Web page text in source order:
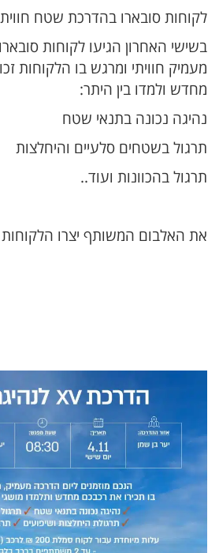
לקוחות סובארו בהדרכת שטח
מעמיק חוויתי ומרגש בו הלקוחות
מחדש ולמדו בין היתר:
נהיגה נכונה בתנאי שטח
תרגול בשטחים סלעיים והיחלצות
תרגול בהכוונות ועוד..
את האלבום המשותף יצרו